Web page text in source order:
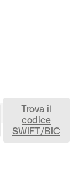
Trova il
codice
SWIFT/BIC